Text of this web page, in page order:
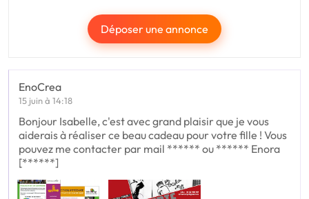
Déposer une annonce
EnoCrea
15 juin à 14:18
Bonjour Isabelle, c'est avec grand plaisir que je vous
aiderais à réaliser ce beau cadeau pour votre fille ! Vous
pouvez me contacter par mail ****** ou ****** Enora
[******]